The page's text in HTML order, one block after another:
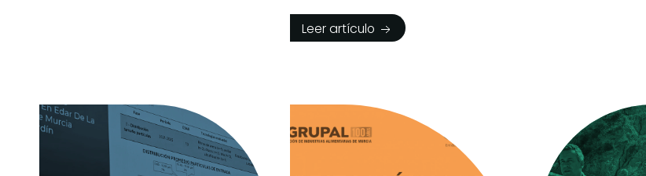
Leer artículo